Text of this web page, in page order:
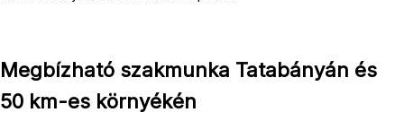
Megbízható szakmunka Tatabányán és
50 km-es környékén